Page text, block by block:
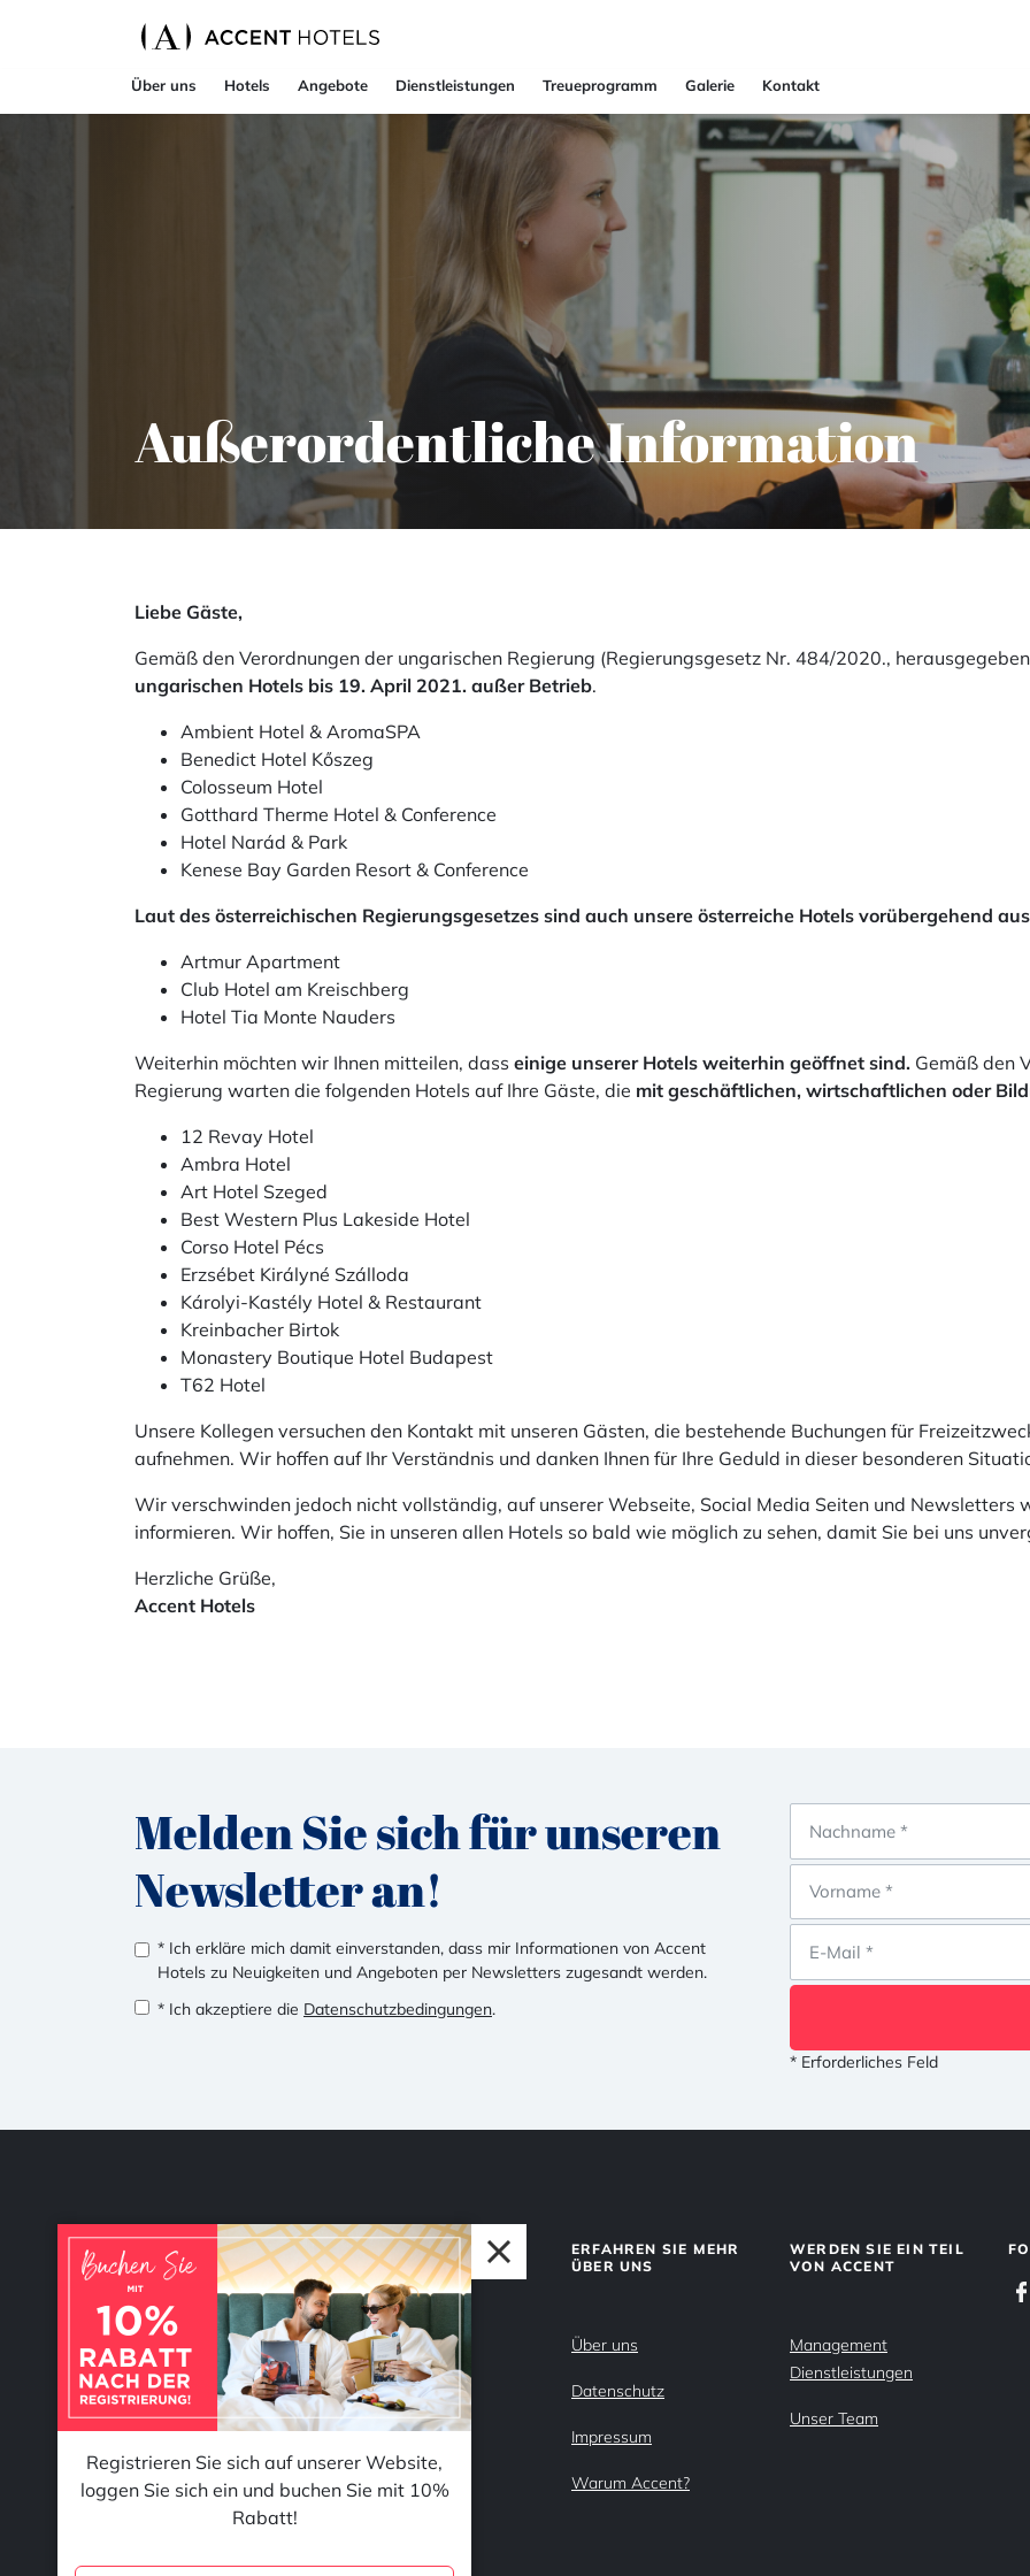
Über uns Hotels Angebote Dienstleistungen Treueprogramm Galerie Kontakt
Außerordentliche Information
Liebe Gäste,
Gemäß den Verordnungen der ungarischen Regierung (Regierungsgesetz Nr. 484/2020.,
ungarischen Hotels bis 19. April 2021. außer Betrieb.
Ambient Hotel & AromaSPA
Benedict Hotel Kőszeg
Colosseum Hotel
Gotthard Therme Hotel & Conference
Hotel Narád & Park
Kenese Bay Garden Resort & Conference
Laut des österreichischen Regierungsgesetzes sind auch unsere österreiche Hotels vorübergehend
Artmur Apartment
Club Hotel am Kreischberg
Hotel Tia Monte Nauders
Weiterhin möchten wir Ihnen mitteilen, dass einige unserer Hotels weiterhin geöffnet sind. Gemäß den
Regierung warten die folgenden Hotels auf Ihre Gäste, die mit geschäftlichen, wirtschaftlichen oder
12 Revay Hotel
Ambra Hotel
Art Hotel Szeged
Best Western Plus Lakeside Hotel
Corso Hotel Pécs
Erzsébet Királyné Szálloda
Károlyi-Kastély Hotel & Restaurant
Kreinbacher Birtok
Monastery Boutique Hotel Budapest
T62 Hotel
Unsere Kollegen versuchen den Kontakt mit unseren Gästen, die bestehende Buchungen für
aufnehmen. Wir hoffen auf Ihr Verständnis und danken Ihnen für Ihre Geduld in dieser besonderen
Wir verschwinden jedoch nicht vollständig, auf unserer Webseite, Social Media Seiten und Newsletters
informieren. Wir hoffen, Sie in unseren allen Hotels so bald wie möglich zu sehen, damit Sie bei uns
Herzliche Grüße,
Accent Hotels
Melden Sie sich für unseren
Newsletter an!
* Ich erkläre mich damit einverstanden, dass mir Informationen von Accent
Hotels zu Neuigkeiten und Angeboten per Newsletters zugesandt werden.
* Ich akzeptiere die Datenschutzbedingungen.
* Erforderliches Feld
© 2026 Accent Hotel Solutions Kft.
ERFAHREN SIE MEHR
ÜBER UNS
Über uns
Datenschutz
Impressum
Warum Accent?
WERDEN SIE EIN TEIL
VON ACCENT
Management
Dienstleistungen
Unser Team
Registrieren Sie sich auf unserer Website,
loggen Sie sich ein und buchen Sie mit 10%
Rabatt!